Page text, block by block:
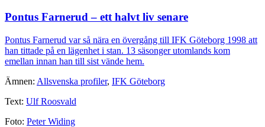
Pontus Farnerud – ett halvt liv senare
Pontus Farnerud var så nära en övergång till IFK Göteborg 1998 att
han tittade på en lägenhet i stan. 13 säsonger utomlands kom
emellan innan han till sist vände hem.
Ämnen: Allsvenska profiler, IFK Göteborg
Text: Ulf Roosvald
Foto: Peter Widing